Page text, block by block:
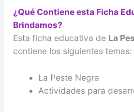
¿Qué Contiene esta Ficha
Brindamos?
Esta ficha educativa de La
contiene los siguientes temas:
La Peste Negra
Actividades para